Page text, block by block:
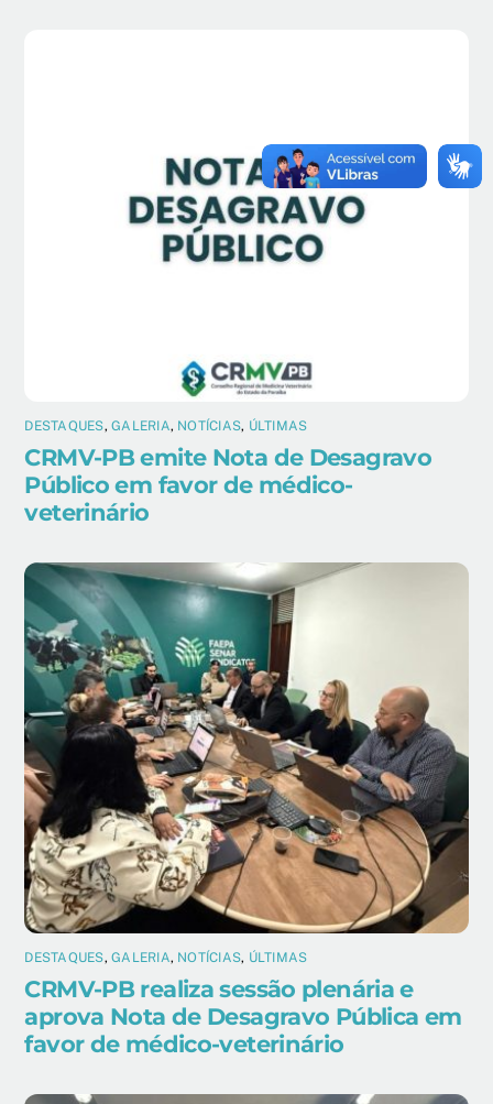
DESTAQUES,GALERIA, NOTÍCIAS, ÚLTIMAS
CRMV-PB emite Nota de Desagravo
Público em favor de médico-
veterinário
DESTAQUES,GALERIA, NOTÍCIAS, ÚLTIMAS
CRMV-PB realiza sessão plenária e
aprova Nota de Desagravo Pública em
favor de médico-veterinário